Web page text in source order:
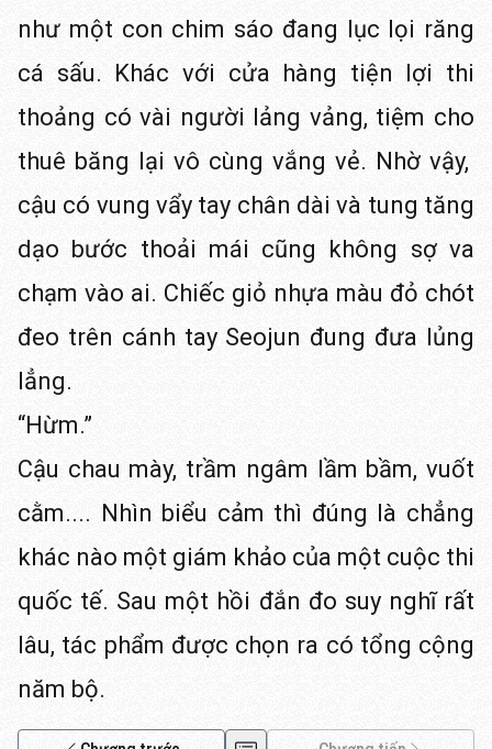
như một con chim sáo đang lục lọi răng
cá sấu. Khác với cửa hàng tiện lợi thi
thoảng có vài người lảng vảng, tiệm cho
thuê băng lại vô cùng vắng vẻ. Nhờ vậy,
cậu có vung vẩy tay chân dài và tung tăng
dạo bước thoải mái cũng không sợ va
chạm vào ai. Chiếc giỏ nhựa màu đỏ chót
đeo trên cánh tay Seojun đung đưa lủng
lẳng.
“Hừm.”
Cậu chau mày, trầm ngâm lầm bầm, vuốt
cằm.... Nhìn biểu cảm thì đúng là chẳng
khác nào một giám khảo của một cuộc thi
quốc tế. Sau một hồi đắn đo suy nghĩ rất
lâu, tác phẩm được chọn ra có tổng cộng
năm bộ.